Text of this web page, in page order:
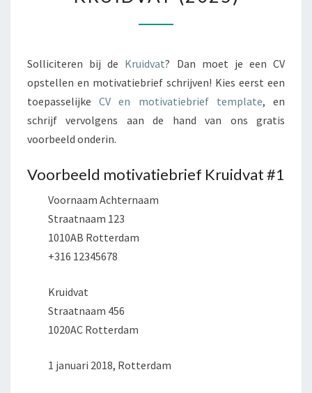
Solliciteren bij de Kruidvat? Dan moet je een CV
opstellen en motivatiebrief schrijven! Kies eerst een
toepasselijkeCV en motivatiebrief template, en
schrijf vervolgens aan de hand van ons gratis
voorbeeld onderin.
Voorbeeld motivatiebrief Kruidvat #1
Voornaam Achternaam
Straatnaam 123
1010AB Rotterdam
+316 12345678
Kruidvat
Straatnaam 456
1020AC Rotterdam
1 januari 2018, Rotterdam